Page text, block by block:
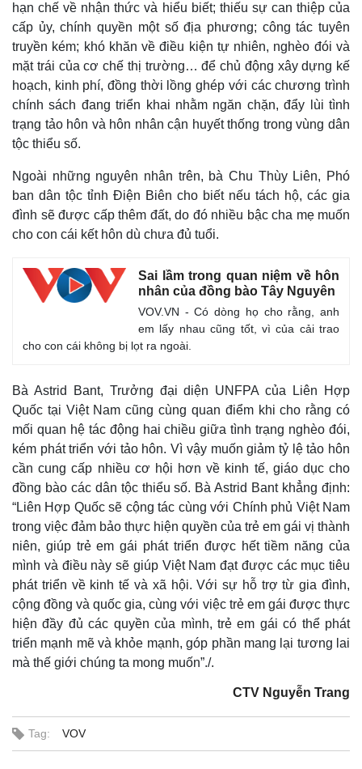
hạn chế về nhận thức và hiểu biết; thiếu sự can thiệp của
cấp ủy, chính quyền một số địa phương; công tác tuyên
truyền kém; khó khăn về điều kiện tự nhiên, nghèo đói và
mặt trái của cơ chế thị trường… để chủ động xây dựng kế
hoạch, kinh phí, đồng thời lồng ghép với các chương trình
chính sách đang triển khai nhằm ngăn chặn, đẩy lùi tình
trạng tảo hôn và hôn nhân cận huyết thống trong vùng dân
tộc thiểu số.
Ngoài những nguyên nhân trên, bà Chu Thùy Liên, Phó
ban dân tộc tỉnh Điện Biên cho biết nếu tách hộ, các gia
đình sẽ được cấp thêm đất, do đó nhiều bậc cha mẹ muốn
cho con cái kết hôn dù chưa đủ tuổi.
Sai lầm trong quan niệm về hôn
nhân của đồng bào Tây Nguyên
VOV.VN - Có dòng họ cho rằng, anh
em lấy nhau cũng tốt, vì của cải trao
cho con cái không bị lọt ra ngoài.
Bà Astrid Bant, Trưởng đại diện UNFPA của Liên Hợp
Quốc tại Việt Nam cũng cùng quan điểm khi cho rằng có
mối quan hệ tác động hai chiều giữa tình trạng nghèo đói,
kém phát triển với tảo hôn. Vì vậy muốn giảm tỷ lệ tảo hôn
cần cung cấp nhiều cơ hội hơn về kinh tế, giáo dục cho
đồng bào các dân tộc thiểu số. Bà Astrid Bant khẳng định:
“Liên Hợp Quốc sẽ cộng tác cùng với Chính phủ Việt Nam
trong việc đảm bảo thực hiện quyền của trẻ em gái vị thành
niên, giúp trẻ em gái phát triển được hết tiềm năng của
mình và điều này sẽ giúp Việt Nam đạt được các mục tiêu
phát triển về kinh tế và xã hội. Với sự hỗ trợ từ gia đình,
cộng đồng và quốc gia, cùng với việc trẻ em gái được thực
hiện đầy đủ các quyền của mình, trẻ em gái có thể phát
triển mạnh mẽ và khỏe mạnh, góp phần mang lại tương lai
mà thế giới chúng ta mong muốn”./.
CTV Nguyễn Trang
Tag: VOV